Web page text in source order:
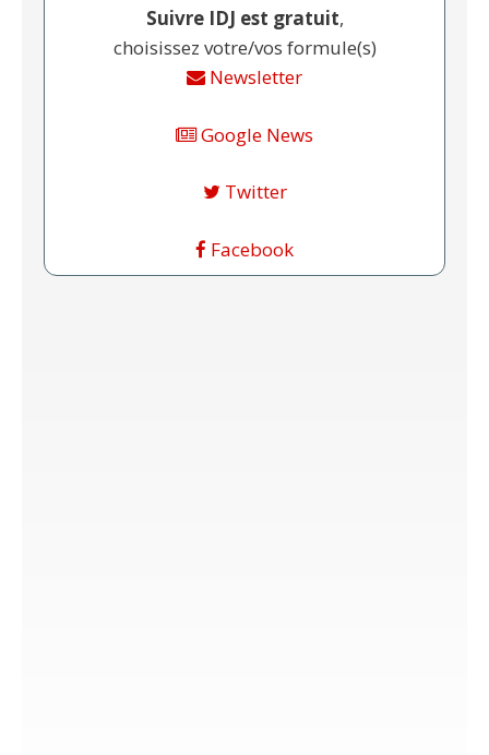
Suivre IDJ est gratuit,
choisissez votre/vos formule(s)
Newsletter
Google News
Twitter
Facebook